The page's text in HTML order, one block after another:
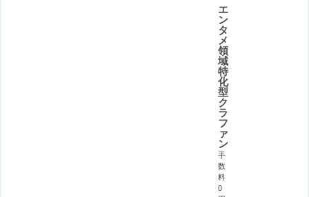
エ
ン
タ
メ
領
域
特
化
型
ク
ラ
フ
ァ
ン
手
数
料
0